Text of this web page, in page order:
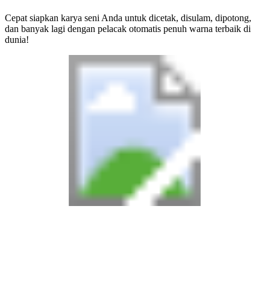
Cepat siapkan karya seni Anda untuk dicetak, disulam, dipotong,
dan banyak lagi dengan pelacak otomatis penuh warna terbaik di
dunia!